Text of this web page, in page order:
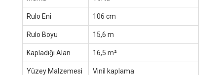
Rulo Eni 106 cm
Rulo Boyu 15,6 m
Kapladığı Alan 16,5 m²
Yüzey Malzemesi Vinil kaplama